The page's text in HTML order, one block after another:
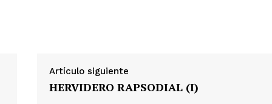
Artículo siguiente
HERVIDERO RAPSODIAL (I)